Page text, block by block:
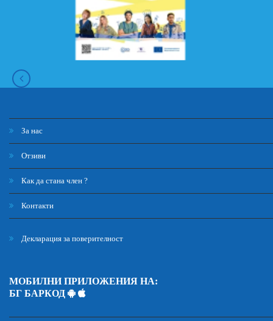
За нас
Отзиви
Как да стана член ?
Контакти
Декларация за поверителност
МОБИЛНИ ПРИЛОЖЕНИЯ НА:
БГ БАРКОД